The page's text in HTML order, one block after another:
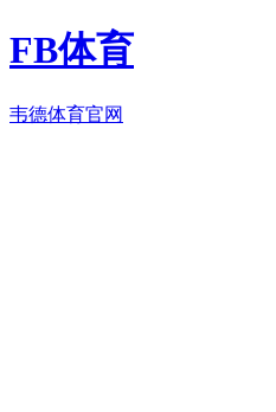
FB体育
韦德体育官网